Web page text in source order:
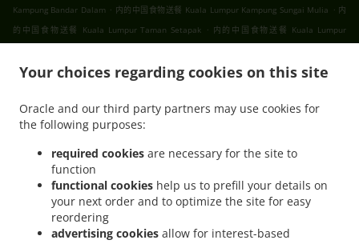
Your choices regarding cookies on this site
Oracle and our third party partners may use cookies for
the following purposes:
required cookies are necessary for the site to
function
functional cookies help us to prefill your details on
your next order and to optimize the site for easy
reordering
advertising cookies allow for interest-based
Kampung Bandar Dalam . 内的中国食物送餐 Kuala Lumpur Kampung Sungai Mulia . 内
的中国食物送餐 Kuala Lumpur Taman Setapak . 内的中国食物送餐 Kuala Lumpur
物送餐 吉隆坡 班底达南 . 内的中国食物送餐 吉隆坡 敦依斯迈花园 . 内的中国食物送餐 吉隆
园 . 内的中国食物送餐 吉隆坡 国联花园 . 内的中国食物送餐 吉隆坡 彩虹花园 . 内的中国食物
送餐 吉隆坡 泗岩沫 . 内的中国食物送餐 吉隆坡
国食物送餐 Puchong Bandar Puchong Jaya
内的中国食物送餐 Puchong Kampung
Lembah Kinrara . 内的中国食物送餐 Puchong
Sungai Buloh Taman Industri Sungai Buloh
内的中国食物送餐 Sungai Buloh . 内的中国
食物送餐 Batu Caves Sri Utara Kipark
. 内的中国食物送餐 Batu Caves Taman Wahyu
的中国食物送餐 Batu Caves Taman Industri Spring Crest Batu Caves
内的中国食物送餐